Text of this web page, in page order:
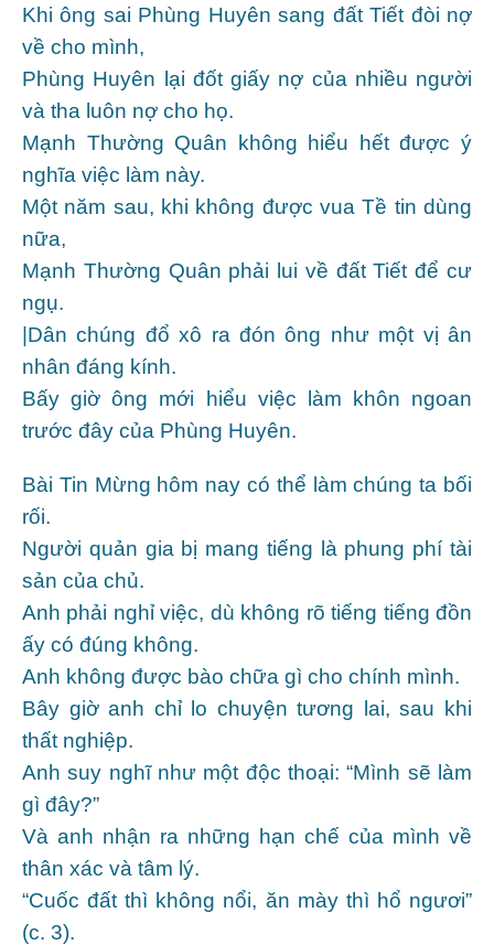
Khi ông sai Phùng Huyên sang đất Tiết đòi nợ
về cho mình,
Phùng Huyên lại đốt giấy nợ của nhiều người
và tha luôn nợ cho họ.
Mạnh Thường Quân không hiểu hết được ý
nghĩa việc làm này.
Một năm sau, khi không được vua Tề tin dùng
nữa,
Mạnh Thường Quân phải lui về đất Tiết để cư
ngụ.
|Dân chúng đổ xô ra đón ông như một vị ân
nhân đáng kính.
Bấy giờ ông mới hiểu việc làm khôn ngoan
trước đây của Phùng Huyên.
Bài Tin Mừng hôm nay có thể làm chúng ta bối
rối.
Người quản gia bị mang tiếng là phung phí tài
sản của chủ.
Anh phải nghỉ việc, dù không rõ tiếng tiếng đồn
ấy có đúng không.
Anh không được bào chữa gì cho chính mình.
Bây giờ anh chỉ lo chuyện tương lai, sau khi
thất nghiệp.
Anh suy nghĩ như một độc thoại: “Mình sẽ làm
gì đây?”
Và anh nhận ra những hạn chế của mình về
thân xác và tâm lý.
“Cuốc đất thì không nổi, ăn mày thì hổ ngươi”
(c. 3).